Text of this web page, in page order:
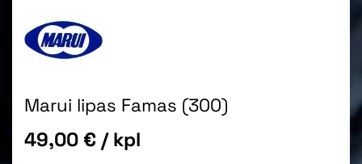
Marui lipas Famas (300)
Hinta
49,00 € / kpl